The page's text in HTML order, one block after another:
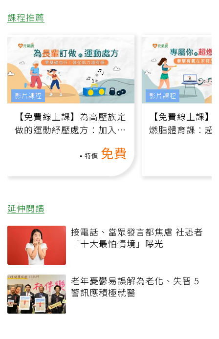
課程推薦
【免費線上課】為高壓族定
做的運動紓壓處方：加入行
特價 免費
影片課程
【免費線上課
燃脂體育課：超
影片課程
延伸閱讀
接電話、當眾發言都焦慮 社恐者
「十大最怕情境」曝光
老年憂鬱易誤解為老化、失智 5
警訊應積極就醫